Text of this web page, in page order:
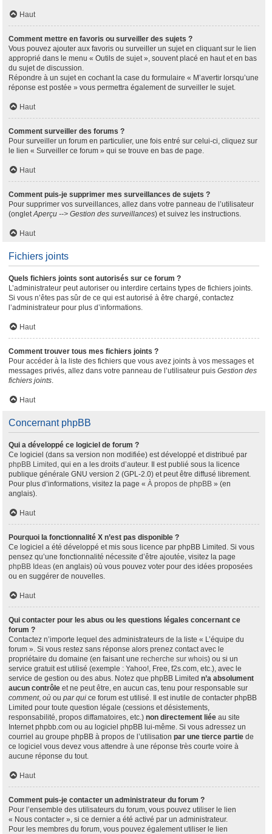
Haut
Comment mettre en favoris ou surveiller des sujets ?
Vous pouvez ajouter aux favoris ou surveiller un sujet en cliquant sur le lien
approprié dans le menu « Outils de sujet », souvent placé en haut et en bas
du sujet de discussion.
Répondre à un sujet en cochant la case du formulaire « M’avertir lorsqu’une
réponse est postée » vous permettra également de surveiller le sujet.
Haut
Comment surveiller des forums ?
Pour surveiller un forum en particulier, une fois entré sur celui-ci, cliquez sur
le lien « Surveiller ce forum » qui se trouve en bas de page.
Haut
Comment puis-je supprimer mes surveillances de sujets ?
Pour supprimer vos surveillances, allez dans votre panneau de l’utilisateur
(ongletAperçu --> Gestion des surveillances) et suivez les instructions.
Haut
Fichiers joints
Quels fichiers joints sont autorisés sur ce forum ?
L’administrateur peut autoriser ou interdire certains types de fichiers joints.
Si vous n’êtes pas sûr de ce qui est autorisé à être chargé, contactez
l’administrateur pour plus d’informations.
Haut
Comment trouver tous mes fichiers joints ?
Pour accéder à la liste des fichiers que vous avez joints à vos messages et
messages privés, allez dans votre panneau de l’utilisateur puis Gestion des
fichiers joints.
Haut
Concernant phpBB
Qui a développé ce logiciel de forum ?
Ce logiciel (dans sa version non modifiée) est développé et distribué par
phpBB Limited , qui en a les droits d’auteur. Il est publié sous la licence
publique générale GNU version 2 (GPL-2.0) et peut être diffusé librement.
Pour plus d’informations, visitez la page « À propos de phpBB » (en
anglais).
Haut
Pourquoi la fonctionnalité X n’est pas disponible ?
Ce logiciel a été développé et mis sous licence par phpBB Limited. Si vous
pensez qu’une fonctionnalité nécessite d’être ajoutée, visitez la page
phpBB Ideas (en anglais) où vous pouvez voter pour des idées proposées
ou en suggérer de nouvelles.
Haut
Qui contacter pour les abus ou les questions légales concernant ce
forum ?
Contactez n’importe lequel des administrateurs de la liste « L’équipe du
forum ». Si vous restez sans réponse alors prenez contact avec le
propriétaire du domaine (en faisant une recherche sur whois) ou si un
service gratuit est utilisé (exemple : Yahoo!, Free, f2s.com, etc.), avec le
service de gestion ou des abus. Notez que phpBB Limited n’a absolument
aucun contrôle et ne peut être, en aucun cas, tenu pour responsable sur
comment, où ou par qui ce forum est utilisé. Il est inutile de contacter phpBB
Limited pour toute question légale (cessions et désistements,
responsabilité, propos diffamatoires, etc.) non directement liée au site
Internet phpbb.com ou au logiciel phpBB lui-même. Si vous adressez un
courriel au groupe phpBB à propos de l’utilisation par une tierce partie de
ce logiciel vous devez vous attendre à une réponse très courte voire à
aucune réponse du tout.
Haut
Comment puis-je contacter un administrateur du forum ?
Pour l’ensemble des utilisateurs du forum, vous pouvez utiliser le lien
« Nous contacter », si ce dernier a été activé par un administrateur.
Pour les membres du forum, vous pouvez également utiliser le lien